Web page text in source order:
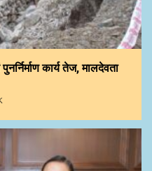
कार्य तेज, मालदेवता